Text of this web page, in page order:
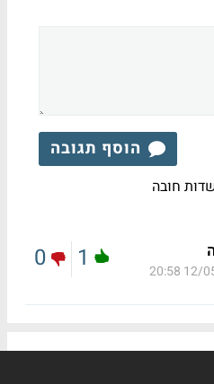
הוסף תגובה
חובה
12/05/
1
0